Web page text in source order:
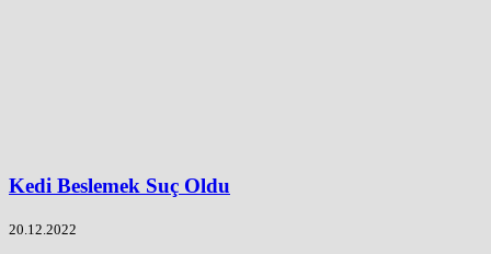
Kedi Beslemek Suç Oldu
20.12.2022